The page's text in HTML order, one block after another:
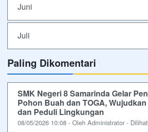
Juni
Juli
Paling Dikomentari
SMK Negeri 8 Samarinda Gelar
Pohon Buah dan TOGA,
dan Peduli Lingkungan
08/05/2026 10:08 - Oleh Administrator -